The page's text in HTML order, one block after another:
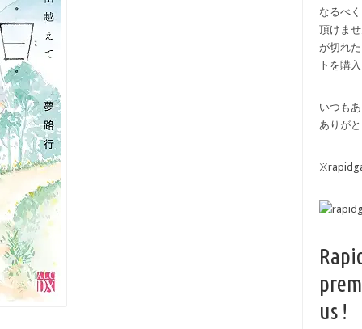
なるべ
頂けま
が切れ
トを購
いつも
ありが
us !